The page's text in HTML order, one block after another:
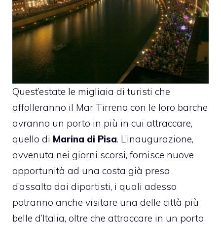
Quest’estate le migliaia di turisti che
affolleranno il Mar Tirreno con le loro barche
avranno un porto in più in cui attraccare,
quello di Marina di Pisa. L’inaugurazione,
avvenuta nei giorni scorsi, fornisce nuove
opportunità ad una costa già presa
d’assalto dai diportisti, i quali adesso
potranno anche visitare una delle città più
belle d’Italia, oltre che attraccare in un porto